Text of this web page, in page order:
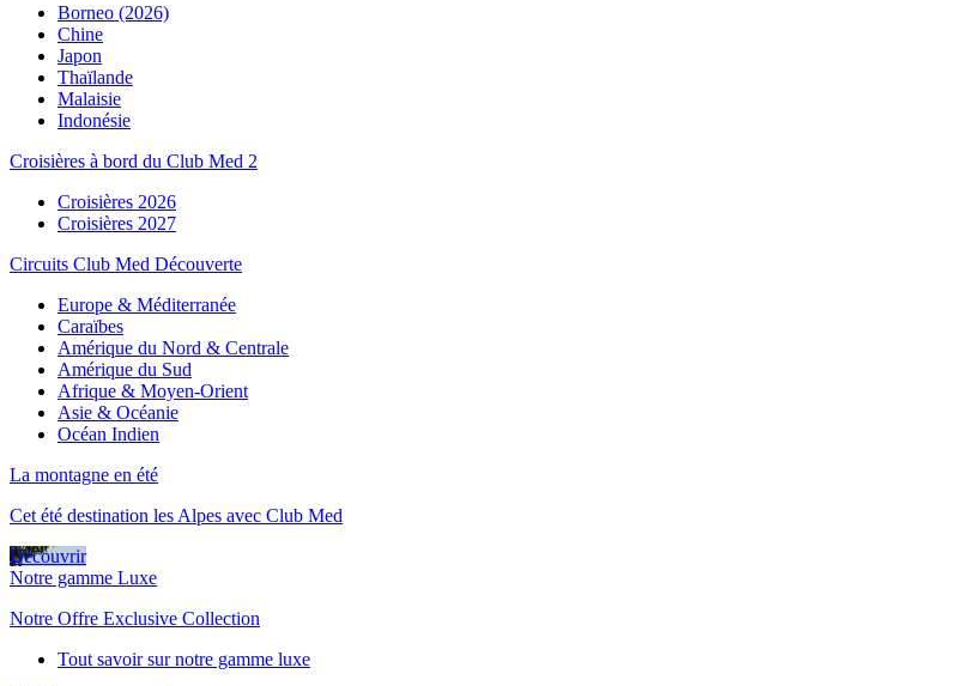
Borneo (2026)
Chine
Japon
Thaïlande
Malaisie
Indonésie
Croisières à bord du Club Med 2
Croisières 2026
Croisières 2027
Circuits Club Med Découverte
Europe & Méditerranée
Caraïbes
Amérique du Nord & Centrale
Amérique du Sud
Afrique & Moyen-Orient
Asie & Océanie
Océan Indien
La montagne en été
Cet été destination les Alpes avec Club Med
Découvrir
Notre gamme Luxe
Notre Offre Exclusive Collection
Tout savoir sur notre gamme luxe